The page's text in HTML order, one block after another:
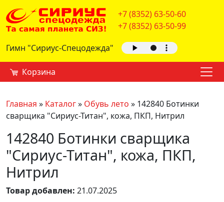
+7 (8352) 63-50-60
+7 (8352) 63-50-99
Гимн "Сириус-Спецодежда"
Корзина
Главная » Каталог» Обувь лето » 142840 Ботинки
сварщика "Сириус-Титан", кожа, ПКП, Нитрил
142840 Ботинки сварщика
"Сириус-Титан", кожа, ПКП,
Нитрил
Товар добавлен: 21.07.2025